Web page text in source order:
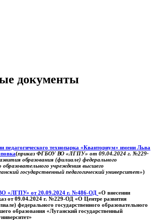
документы
педагогического технопарка «Кванториум» имени Льва
(приказ ФГБОУ ВО «ЛГПУ» от 09.04.2024 г. №229-
образования (филиале) федерального
образовательного учреждения высшего
государственный педагогический университет»)
«ЛГПУ» от 20.09.2024 г. №486-ОД «О внесении
от 09.04.2024 г. №229-ОД «О Центре развития
федерального государственного образовательного
образования «Луганский государственный